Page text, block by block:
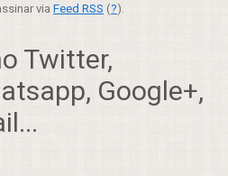
via Feed RSS (?).
Twitter,
Google+,